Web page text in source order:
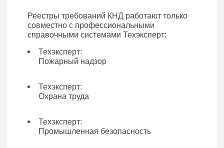
Реестры требований КНД работают только
совместно с профессиональными
справочными системами Техэксперт:
Техэксперт:
Пожарный надзор
Техэксперт:
Охрана труда
Техэксперт:
Промышленная безопасность